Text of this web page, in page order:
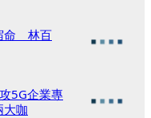
命 林百
5G企業專
咖